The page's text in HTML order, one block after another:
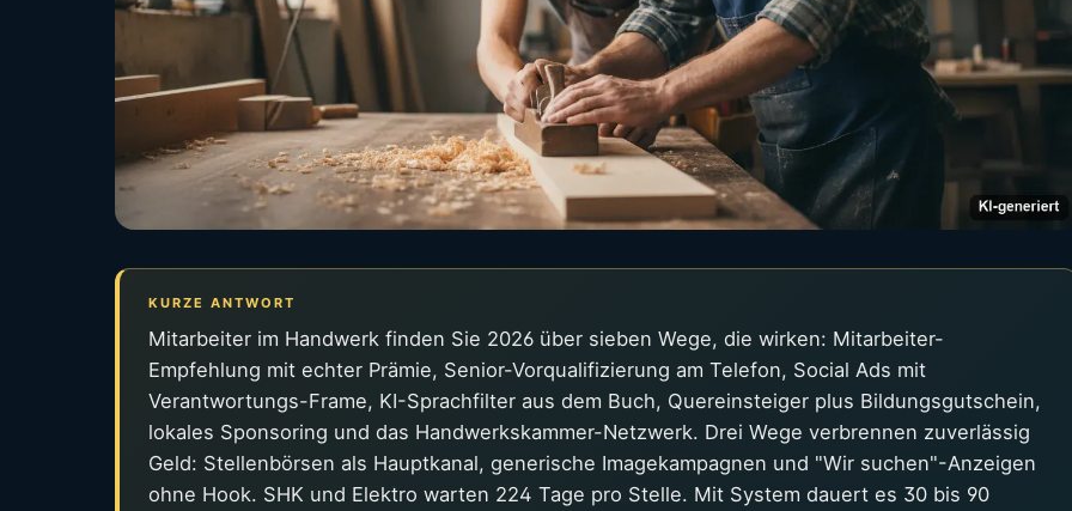
KURZE ANTWORT
Mitarbeiter im Handwerk finden Sie 2026 über sieben Wege, die wirken: Mitarbeiter-
Empfehlung mit echter Prämie, Senior-Vorqualifizierung am Telefon, Social Ads mit
Verantwortungs-Frame, KI-Sprachfilter aus dem Buch, Quereinsteiger plus Bildungsgutschein,
lokales Sponsoring und das Handwerkskammer-Netzwerk. Drei Wege verbrennen zuverlässig
Geld: Stellenbörsen als Hauptkanal, generische Imagekampagnen und "Wir suchen"-Anzeigen
ohne Hook. SHK und Elektro warten 224 Tage pro Stelle. Mit System dauert es 30 bis 90